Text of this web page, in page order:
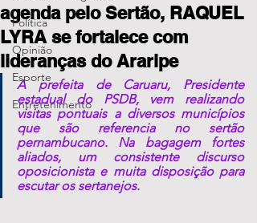
Política
Opinião
Esporte
Entretenimento
agenda pelo Sertão, RAQUEL
LYRA se fortalece com
lideranças do Araripe
A prefeita de Caruaru, Presidente
estadual do PSDB, vem realizando
visitas pontuais a diversos municípios
que são referencia no sertão
pernambucano. Na bagagem fortes
aliados, um consistente discurso
oposicionista e muita disposição para
escutar os sertanejos.